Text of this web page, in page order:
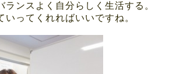
ランスよく自分らしく生活する。
いってくれればいいですね。